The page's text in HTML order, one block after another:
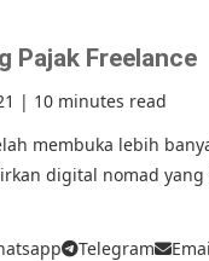
Pajak Freelance
| 10 minutes read
membuka lebih
digital nomad
Telegram